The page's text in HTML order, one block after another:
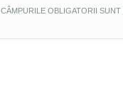
CÂMPURILE OBLIGATORII SUNT